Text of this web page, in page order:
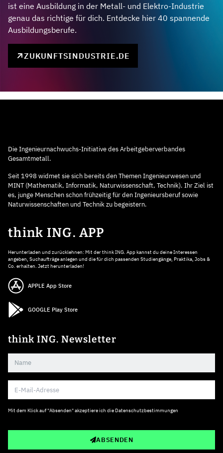
ist eine Ausbildung in der Metall- und Elektro-Industrie
genau das richtige für dich. Entdecke hier 40 spannende
Ausbildungsberufe.
ZUKUNFTSINDUSTRIE.DE
Die Ingenieurnachwuchs-Initiative des Arbeitgeberverbandes
Gesamtmetall.
Seit 1998 widmet sie sich bereits den Themen Ingenieurwesen und
MINT (Mathematik, Informatik, Naturwissenschaft, Technik). Ihr Ziel ist
es, junge Menschen schon frühzeitig für den Ingenieursberuf sowie
Naturwissenschaften und Technik zu begeistern.
think ING. APP
Herunterladen und zurücklehnen: Mit der think ING. App kannst du deine Interessen
angeben, Suchaufträge anlegen und die für dich passenden Studiengänge, Praktika, Jobs &
Co. erhalten. Jetzt herunterladen!
APPLE App Store
GOOGLE Play Store
think ING. Newsletter
Mit dem Klick auf "Absenden" akzeptiere ich die Datenschutzbestimmungen
ABSENDEN